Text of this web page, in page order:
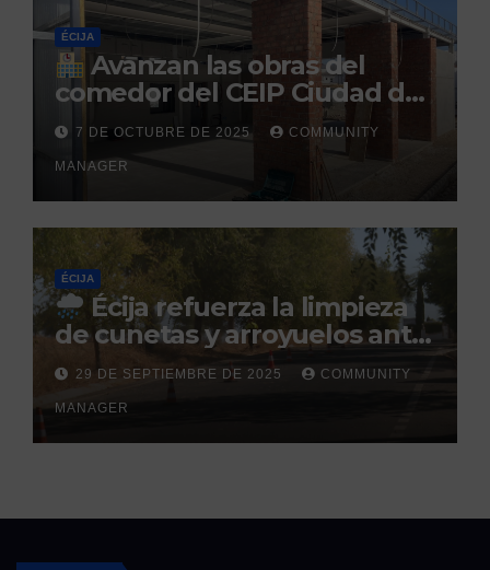
ÉCIJA
Avanzan las obras del
comedor del CEIP Ciudad del
Sol: su finalización está
prevista para finales de 2025
7 DE OCTUBRE DE 2025 COMMUNITY
MANAGER
ÉCIJA
Écija refuerza la limpieza
de cunetas y arroyuelos ante
la llegada de las lluvias
otoñales
29 DE SEPTIEMBRE DE 2025 COMMUNITY
MANAGER